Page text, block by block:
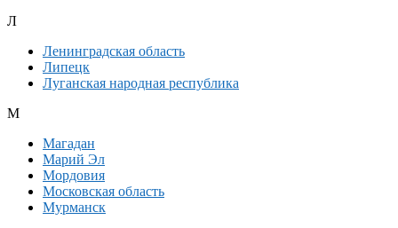
Л
Ленинградская область
Липецк
Луганская народная республика
М
Магадан
Марий Эл
Мордовия
Московская область
Мурманск